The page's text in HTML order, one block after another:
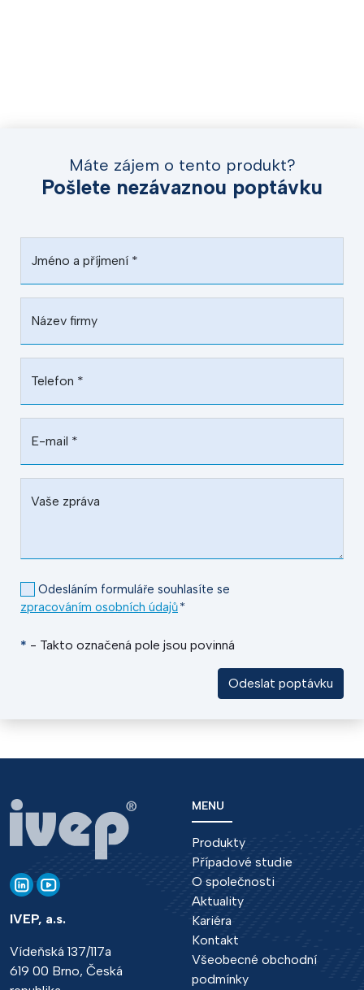
Máte zájem o tento produkt?
Pošlete nezávaznou poptávku
Jméno a příjmení *
Název firmy
Telefon *
E-mail *
Vaše zpráva
Odesláním formuláře souhlasíte se
zpracováním osobních údajů*
* - Takto označená pole jsou povinná
Odeslat poptávku
IVEP, a.s.
Vídeňská 137/117a
619 00 Brno, Česká
MENU
Produkty
Případové studie
O společnosti
Aktuality
Kariéra
Kontakt
Všeobecné obchodní
podmínky